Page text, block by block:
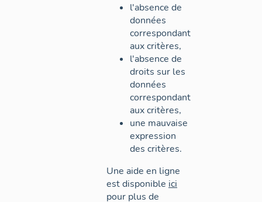
l'absence de
données
correspondant
aux critères,
l'absence de
droits sur les
données
correspondant
aux critères,
une mauvaise
expression
des critères.
Une aide en ligne
est disponible ici
pour plus de